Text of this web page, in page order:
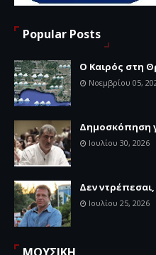
Popular Posts
Ο Καιρός στη
Νοεμβρίου 05,
Δημοσκόπηση
Ιουλίου 30, 2026
Δεν
Ιουλίου 25, 2026
ΜΟΥΣΙΚΗ